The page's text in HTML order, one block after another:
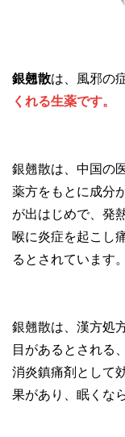
銀翹散は、風邪の
くれる生薬です。
銀翹散は、中国の
薬方をもとに成分
が出はじめで、発
喉に炎症を起こし
るとされています。
銀翹散は、漢方処
目があるとされる
消炎鎮痛剤として
果があり、眠くな